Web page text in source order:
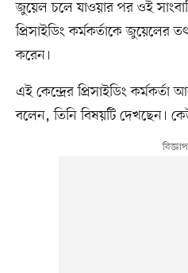
জুয়েল চলে যাওয়ার পর ওই
প্রিসাইডিং কর্মকর্তাকে জুয়েলের
করেন।
এই কেন্দ্রের প্রিসাইডিং
বলেন, তিনি বিষয়টি দেখছেন।